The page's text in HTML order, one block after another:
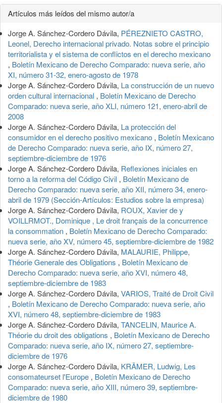
Detalles
del
artículo
Artículos más leídos del mismo autor/a
Jorge A. Sánchez-Cordero Dávila, PÉREZNIETO CASTRO,
Leonel, Derecho internacional privado. Notas sobre el principio
territorialista y el sistema de conflictos en el derecho mexicano
, Boletín Mexicano de Derecho Comparado: nueva serie, año
XI, número 31-32, enero-agosto de 1978
Jorge A. Sánchez-Cordero Dávila, La construcción de un nuevo
orden cultural internacional , Boletín Mexicano de Derecho
Comparado: nueva serie, año XLI, número 121, enero-abril de
2008
Jorge A. Sánchez-Cordero Dávila, La protección del
consumidor en el derecho positivo mexicano , Boletín Mexicano
de Derecho Comparado: nueva serie, año IX, número 27,
septiembre-diciembre de 1976
Jorge A. Sánchez-Cordero Dávila, Reflexiones iniciales en
torno a la reforma del Código Civil , Boletín Mexicano de
Derecho Comparado: nueva serie, año XII, número 34, enero-
abril de 1979 (Sección-Artículos: Estudios sobre la empresa)
Jorge A. Sánchez-Cordero Dávila, ROUX, Xavier de y
VOILLRMOT., Dominique , Le droit français de la concurrence
la consommation , Boletín Mexicano de Derecho Comparado:
nueva serie, año XV, número 45, septiembre-diciembre de 1982
Jorge A. Sánchez-Cordero Dávila, MALAURIE, Philippe,
Théorie Generale des Obligations , Boletín Mexicano de
Derecho Comparado: nueva serie, año XVI, número 48,
septiembre-diciembre de 1983
Jorge A. Sánchez-Cordero Dávila, VARIOS, Traité de Droit Civil
, Boletín Mexicano de Derecho Comparado: nueva serie, año
XVI, número 48, septiembre-diciembre de 1983
Jorge A. Sánchez-Cordero Dávila, TANCELIN, Maurice A.
Théorie du droit des obligations , Boletín Mexicano de Derecho
Comparado: nueva serie, año IX, número 27, septiembre-
diciembre de 1976
Jorge A. Sánchez-Cordero Dávila, KRÄMER, Ludwig, Les
consomateurset l'Europe , Boletín Mexicano de Derecho
Comparado: nueva serie, año XIII, número 39, septiembre-
diciembre de 1980